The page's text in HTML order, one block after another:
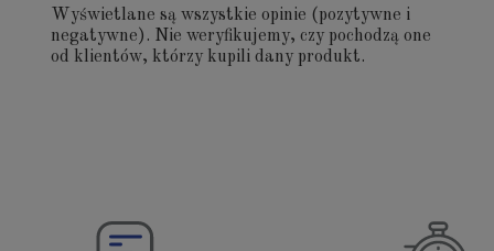
Wyświetlane są wszystkie opinie (pozytywne i
negatywne). Nie weryfikujemy, czy pochodzą one
od klientów, którzy kupili dany produkt.